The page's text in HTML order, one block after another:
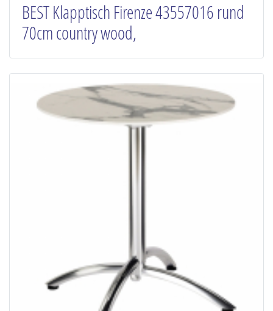
BEST Klapptisch Firenze 43557016 rund
70cm country wood,